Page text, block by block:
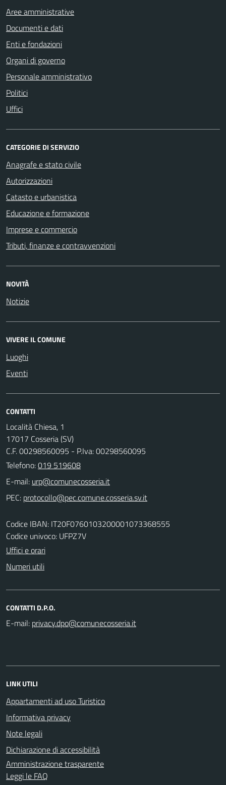
Aree amministrative
Documenti e dati
Enti e fondazioni
Organi di governo
Personale amministrativo
Politici
Uffici
CATEGORIE DI SERVIZIO
Anagrafe e stato civile
Autorizzazioni
Catasto e urbanistica
Educazione e formazione
Imprese e commercio
Tributi, finanze e contravvenzioni
NOVITÀ
Notizie
VIVERE IL COMUNE
Luoghi
Eventi
CONTATTI
Località Chiesa, 1
17017 Cosseria (SV)
C.F. 00298560095 - P.Iva: 00298560095
Telefono:019 519608
E-mail:
PEC:
Codice IBAN: IT20F0760103200001073368555
Codice univoco: UFPZ7V
Uffici e orari
Numeri utili
CONTATTI D.P.O.
E-mail:
LINK UTILI
Appartamenti ad uso Turistico
Informativa privacy
Note legali
Dichiarazione di accessibilità
Amministrazione trasparente
Leggi le FAQ